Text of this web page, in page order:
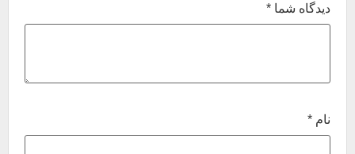
دیدگاه شما*
نام*